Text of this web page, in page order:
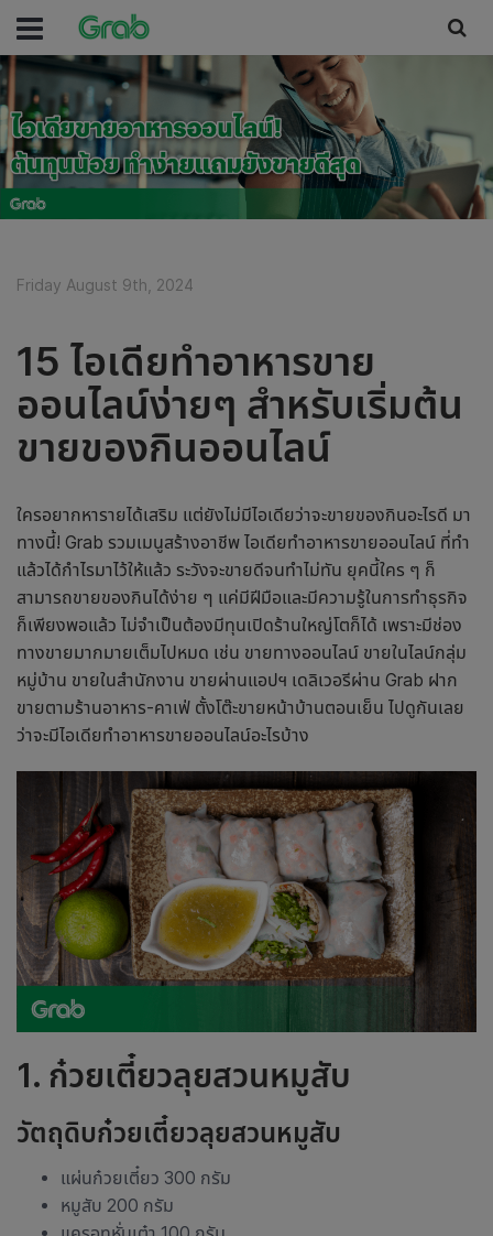
Friday August 9th, 2024
15 ไอเดียทำอาหารขาย
ออนไลน์ง่ายๆ สำหรับเริ่มต้น
ขายของกินออนไลน์
ใครอยากหารายได้เสริม แต่ยังไม่มีไอเดียว่าจะขายของกินอะไรดี มา
ทางนี้! Grab รวมเมนูสร้างอาชีพ ไอเดียทำอาหารขายออนไลน์ ที่ทำ
แล้วได้กำไรมาไว้ให้แล้ว ระวังจะขายดีจนทำไม่ทัน ยุคนี้ใคร ๆ ก็
สามารถขายของกินได้ง่าย ๆ แค่มีฝีมือและมีความรู้ในการทำธุรกิจ
ก็เพียงพอแล้ว ไม่จำเป็นต้องมีทุนเปิดร้านใหญ่โตก็ได้ เพราะมีช่อง
ทางขายมากมายเต็มไปหมด เช่น ขายทางออนไลน์ ขายในไลน์กลุ่ม
หมู่บ้าน ขายในสำนักงาน ขายผ่านแอปฯ เดลิเวอรีผ่าน Grab ฝาก
ขายตามร้านอาหาร-คาเฟ่ ตั้งโต๊ะขายหน้าบ้านตอนเย็น ไปดูกันเลย
ว่าจะมีไอเดียทำอาหารขายออนไลน์อะไรบ้าง
1. ก๋วยเตี๋ยวลุยสวนหมูสับ
วัตถุดิบก๋วยเตี๋ยวลุยสวนหมูสับ
แผ่นก๋วยเตี๋ยว 300 กรัม
หมูสับ 200 กรัม